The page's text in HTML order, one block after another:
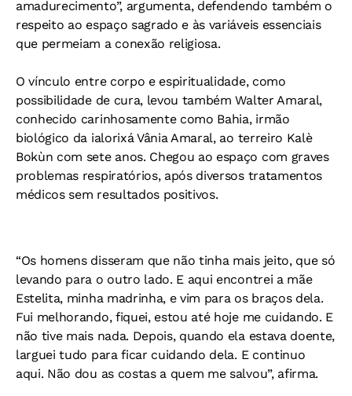
amadurecimento”, argumenta, defendendo também o
respeito ao espaço sagrado e às variáveis essenciais
que permeiam a conexão religiosa.
O vínculo entre corpo e espiritualidade, como
possibilidade de cura, levou também Walter Amaral,
conhecido carinhosamente como Bahia, irmão
biológico da ialorixá Vânia Amaral, ao terreiro Kalè
Bokùn com sete anos. Chegou ao espaço com graves
problemas respiratórios, após diversos tratamentos
médicos sem resultados positivos.
“Os homens disseram que não tinha mais jeito, que só
levando para o outro lado. E aqui encontrei a mãe
Estelita, minha madrinha, e vim para os braços dela.
Fui melhorando, fiquei, estou até hoje me cuidando. E
não tive mais nada. Depois, quando ela estava doente,
larguei tudo para ficar cuidando dela. E continuo
aqui. Não dou as costas a quem me salvou”, afirma.